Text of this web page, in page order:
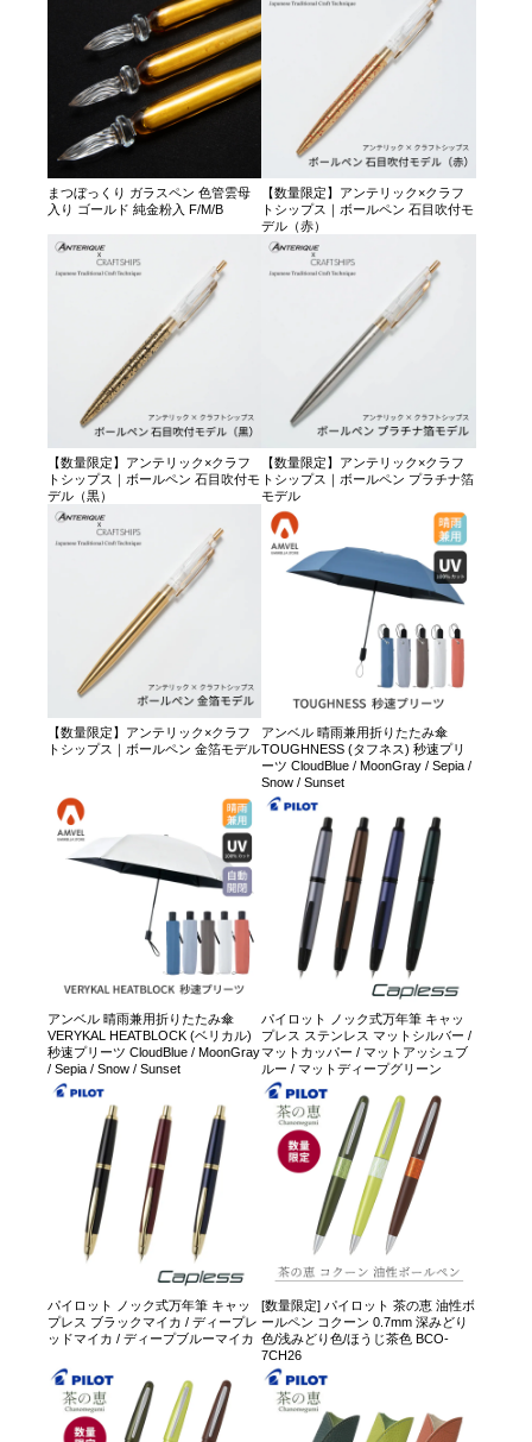
まつぼっくり ガラスペン 色管雲母
入り ゴールド 純金粉入 F/M/B
【数量限定】アンテリック×クラフ
トシップス｜ボールペン 石目吹付モ
デル（赤）
【数量限定】アンテリック×クラフ
トシップス｜ボールペン 石目吹付モ
デル（黒）
【数量限定】アンテリック×クラフ
トシップス｜ボールペン プラチナ箔
モデル
【数量限定】アンテリック×クラフ
トシップス｜ボールペン 金箔モデル
アンベル 晴雨兼用折りたたみ傘
TOUGHNESS (タフネス) 秒速プリ
ーツ CloudBlue / MoonGray / Sepia /
Snow / Sunset
アンベル 晴雨兼用折りたたみ傘
VERYKAL HEATBLOCK (ベリカル)
秒速プリーツ CloudBlue / MoonGray
/ Sepia / Snow / Sunset
パイロット ノック式万年筆 キャッ
プレス ステンレス マットシルバー /
マットカッパー / マットアッシュブ
ルー / マットディープグリーン
パイロット ノック式万年筆 キャッ
プレス ブラックマイカ / ディープレ
ッドマイカ / ディープブルーマイカ
[数量限定] パイロット 茶の恵 油性ボ
ールペン コクーン 0.7mm 深みどり
色/浅みどり色/ほうじ茶色 BCO-
7CH26